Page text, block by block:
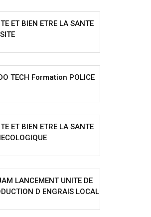
ET BIEN ETRE LA SANTE
TECH Formation POLICE
ET BIEN ETRE LA SANTE
LANCEMENT UNITE DE
D ENGRAIS LOCAL